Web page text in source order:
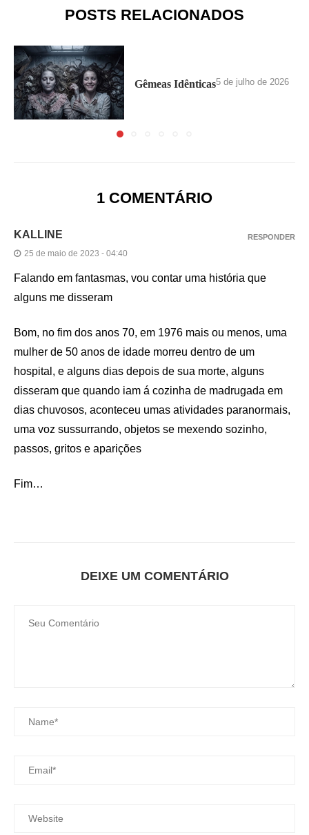
POSTS RELACIONADOS
Gêmeas Idênticas5 de julho de 2026
1 COMENTÁRIO
KALLINE
25 de maio de 2023 - 04:40
Falando em fantasmas, vou contar uma história que
alguns me disseram
Bom, no fim dos anos 70, em 1976 mais ou menos, uma
mulher de 50 anos de idade morreu dentro de um
hospital, e alguns dias depois de sua morte, alguns
disseram que quando iam á cozinha de madrugada em
dias chuvosos, aconteceu umas atividades paranormais,
uma voz sussurrando, objetos se mexendo sozinho,
passos, gritos e aparições
Fim…
RESPONDER
DEIXE UM COMENTÁRIO